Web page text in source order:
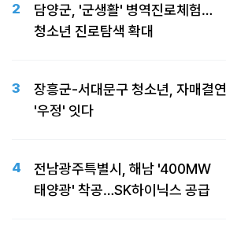
2
담양군, '군생활' 병역진로체험…
청소년 진로탐색 확대
3
장흥군-서대문구 청소년, 자매결연
'우정' 잇다
4
전남광주특별시, 해남 '400MW
태양광' 착공…SK하이닉스 공급